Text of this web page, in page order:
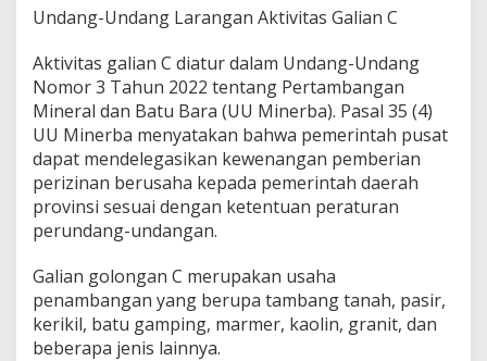
Undang-Undang Larangan Aktivitas Galian C
Aktivitas galian C diatur dalam Undang-Undang
Nomor 3 Tahun 2022 tentang Pertambangan
Mineral dan Batu Bara (UU Minerba). Pasal 35 (4)
UU Minerba menyatakan bahwa pemerintah pusat
dapat mendelegasikan kewenangan pemberian
perizinan berusaha kepada pemerintah daerah
provinsi sesuai dengan ketentuan peraturan
perundang-undangan.
Galian golongan C merupakan usaha
penambangan yang berupa tambang tanah, pasir,
kerikil, batu gamping, marmer, kaolin, granit, dan
beberapa jenis lainnya.